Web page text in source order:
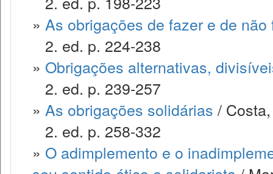
» As obrigações de fazer e de não
2. ed. p. 224-238
» Obrigações alternativas,
2. ed. p. 239-257
» As obrigações solidárias /
2. ed. p. 258-332
» O adimplemento e o